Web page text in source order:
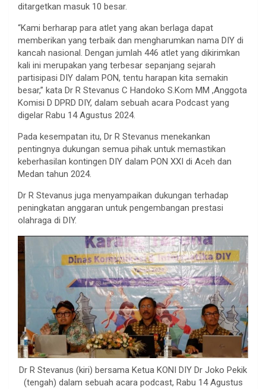
ditargetkan masuk 10 besar.
“Kami berharap para atlet yang akan berlaga dapat
memberikan yang terbaik dan mengharumkan nama DIY di
kancah nasional. Dengan jumlah 446 atlet yang dikirimkan
kali ini merupakan yang terbesar sepanjang sejarah
partisipasi DIY dalam PON, tentu harapan kita semakin
besar,” kata Dr R Stevanus C Handoko S.Kom MM ,Anggota
Komisi D DPRD DIY, dalam sebuah acara Podcast yang
digelar Rabu 14 Agustus 2024.
Pada kesempatan itu, Dr R Stevanus menekankan
pentingnya dukungan semua pihak untuk memastikan
keberhasilan kontingen DIY dalam PON XXI di Aceh dan
Medan tahun 2024.
Dr R Stevanus juga menyampaikan dukungan terhadap
peningkatan anggaran untuk pengembangan prestasi
olahraga di DIY.
Dr R Stevanus (kiri) bersama Ketua KONI DIY Dr Joko Pekik
(tengah) dalam sebuah acara podcast, Rabu 14 Agustus